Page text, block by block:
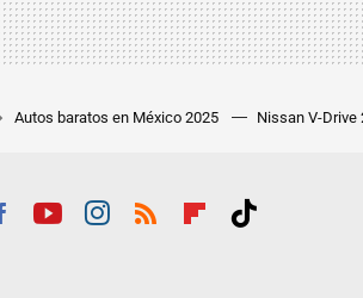
Autos baratos en México 2025 Nissan V-Drive